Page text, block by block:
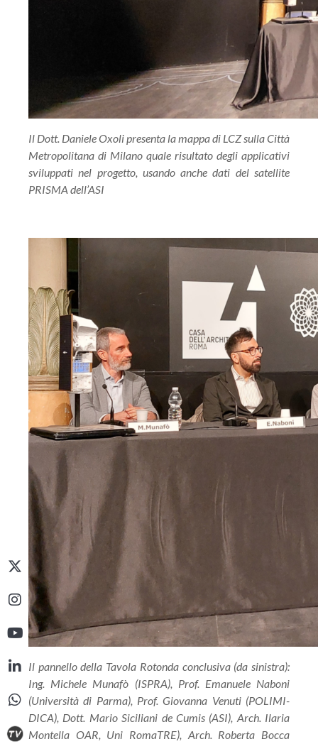
Il Dott. Daniele Oxoli presenta la mappa di LCZ sulla Città
Metropolitana di Milano quale risultato degli applicativi
sviluppati nel progetto, usando anche dati del satellite
PRISMA dell’ASI
Il pannello della Tavola Rotonda conclusiva (da sinistra):
Ing. Michele Munafò (ISPRA), Prof. Emanuele Naboni
(Università di Parma), Prof. Giovanna Venuti (POLIMI-
DICA), Dott. Mario Siciliani de Cumis (ASI), Arch. Ilaria
Montella OAR, Uni RomaTRE), Arch. Roberta Bocca